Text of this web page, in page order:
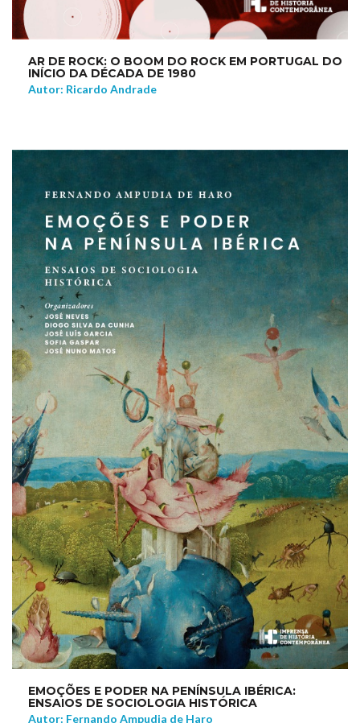
AR DE ROCK: O BOOM DO ROCK EM PORTUGAL DO
INÍCIO DA DÉCADA DE 1980
Autor: Ricardo Andrade
EMOÇÕES E PODER NA PENÍNSULA IBÉRICA:
ENSAIOS DE SOCIOLOGIA HISTÓRICA
Autor: Fernando Ampudia de Haro